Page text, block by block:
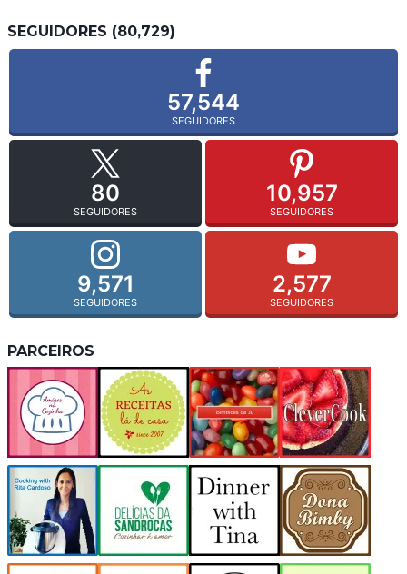
SEGUIDORES (80,729)
57,544
SEGUIDORES
80
SEGUIDORES
10,957
SEGUIDORES
9,571
SEGUIDORES
2,577
SEGUIDORES
PARCEIROS